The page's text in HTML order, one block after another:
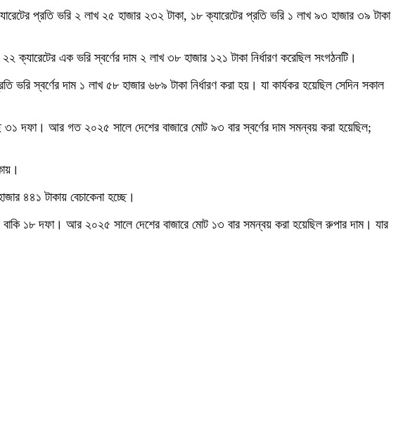
প্রতি ভরি ২ লাখ ২৫ হাজার ২৩২ টাকা, ১৮ ক্যারেটের প্রতি ভরি ১ লাখ ৯৩ হাজার ৩৯ টাকা
এক ভরি স্বর্ণের দাম ২ লাখ ৩৮ হাজার ১২১ টাকা নির্ধারণ করেছিল সংগঠনটি।
স্বর্ণের দাম ১ লাখ ৫৮ হাজার ৬৮৯ টাকা নির্ধারণ করা হয়। যা কার্যকর হয়েছিল সেদিন সকাল
৩১ দফা। আর গত ২০২৫ সালে দেশের বাজারে মোট ৯৩ বার স্বর্ণের দাম সমন্বয় করা হয়েছিল;
৪৪১ টাকায় বেচাকেনা হচ্ছে।
১৮ দফা। আর ২০২৫ সালে দেশের বাজারে মোট ১৩ বার সমন্বয় করা হয়েছিল রুপার দাম। যার